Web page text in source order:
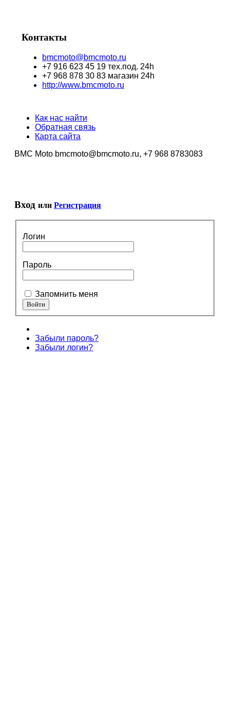
Контакты
bmcmoto@bmcmoto.ru
+7 916 623 45 19 тех.под. 24h
+7 968 878 30 83 магазин 24h
http://www.bmcmoto.ru
Как нас найти
Обратная связь
Карта сайта
BMC Moto bmcmoto@bmcmoto.ru, +7 968 8783083
Вход или Регистрация
Логин
Пароль
Запомнить меня
Забыли пароль?
Забыли логин?